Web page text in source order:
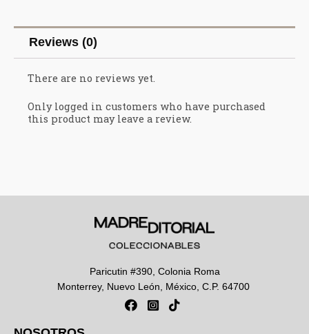
Reviews (0)
There are no reviews yet.
Only logged in customers who have purchased
this product may leave a review.
Paricutin #390, Colonia Roma
Monterrey, Nuevo León, México, C.P. 64700